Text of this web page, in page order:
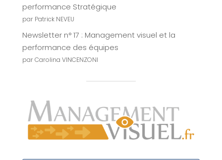
performance Stratégique
par Patrick NEVEU
Newsletter n° 17 : Management visuel et la
performance des équipes
par Carolina VINCENZONI